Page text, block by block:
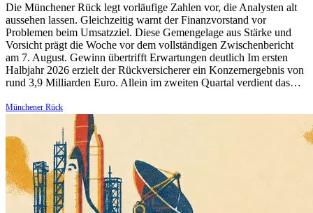
Die Münchener Rück legt vorläufige Zahlen vor, die Analysten alt
aussehen lassen. Gleichzeitig warnt der Finanzvorstand vor
Problemen beim Umsatzziel. Diese Gemengelage aus Stärke und
Vorsicht prägt die Woche vor dem vollständigen Zwischenbericht
am 7. August. Gewinn übertrifft Erwartungen deutlich Im ersten
Halbjahr 2026 erzielt der Rückversicherer ein Konzernergebnis von
rund 3,9 Milliarden Euro. Allein im zweiten Quartal verdient das…
Münchener Rück